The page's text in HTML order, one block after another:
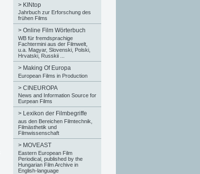
> KINtop
Jahrbuch zur Erforschung des
frühen Films
> Online Film Wörterbuch
WB für fremdsprachige
Fachtermini aus der Filmwelt,
u.a. Magyar, Slovenski, Polski,
Hrvatski, Russkii ...
> Making Of Europa
European Films in Production
> CINEUROPA
News and Information Source for
Eurpean Films
> Lexikon der Filmbegriffe
aus den Bereichen Filmtechnik,
Filmästhetik und
Filmwissenschaft
> MOVEAST
Eastern European Film
Periodical, published by the
Hungarian Film Archive in
English-language